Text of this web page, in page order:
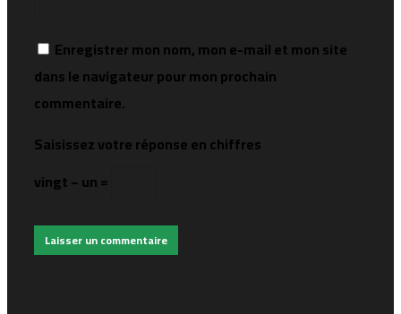
Enregistrer mon nom, mon e-mail et mon site
dans le navigateur pour mon prochain
commentaire.
Saisissez votre réponse en chiffres
vingt − un =